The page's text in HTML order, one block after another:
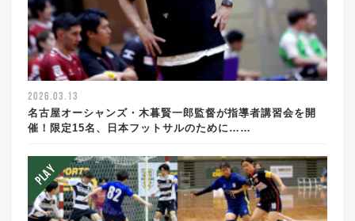
2026.03.13
名古屋オーシャンズ・木暮賢一郎監督が指導者講習会を開
催！限定15名、日本フットサルのために……